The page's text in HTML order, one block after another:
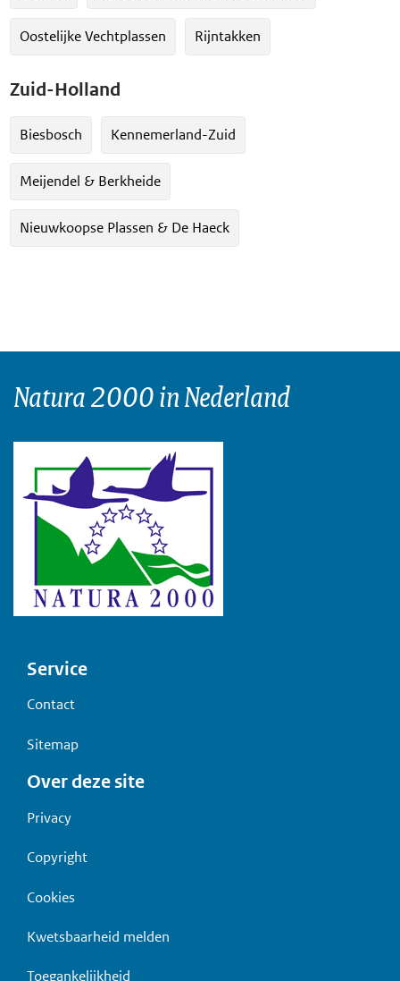
Oostelijke Vechtplassen Rijntakken
Zuid-Holland
Biesbosch Kennemerland-Zuid
Meijendel & Berkheide
Nieuwkoopse Plassen & De Haeck
Natura 2000 in Nederland
Voet
Service
Contact
Sitemap
Over deze site
Privacy
Copyright
Cookies
Kwetsbaarheid melden
Toegankelijkheid